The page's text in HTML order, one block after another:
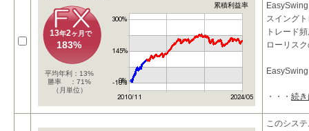
累積利益率
13年2ヶ月で
183%
平均年利：13%
勝率 ：71%
（月単位）
スイング
トレード
ローリス
・・・ 続
このシス